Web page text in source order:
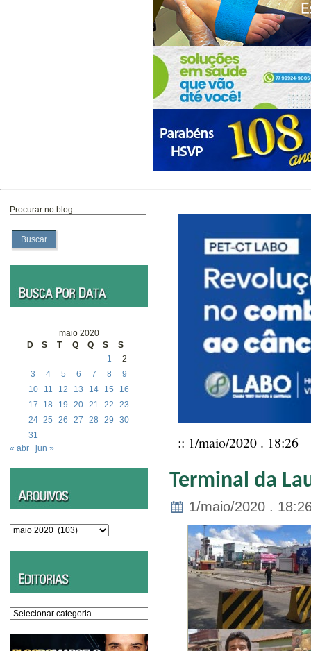
Procurar no blog:
Buscar
maio 2020
D
S T Q Q S
S
1
2
3
4 5 6 7 8
9
10
11 12 13 14 15
16
17
18 19 20 21 22
23
24 25 26 27 28 29
30
31
« abr
jun »
Arquivos
Editorias
:: 1/maio/2020 . 18:26
Terminal da
1/maio/2020 .